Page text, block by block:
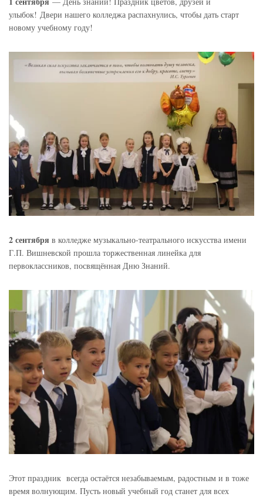
улыбок! Двери нашего колледжа распахнулись, чтобы дать старт
новому учебному году!
2 сентября в колледже музыкально-театрального искусства имени
Г.П. Вишневской прошла торжественная линейка для
первоклассников, посвящённая Дню Знаний.
Этот праздник всегда остаётся незабываемым, радостным и в тоже
время волнующим. Пусть новый учебный год станет для всех